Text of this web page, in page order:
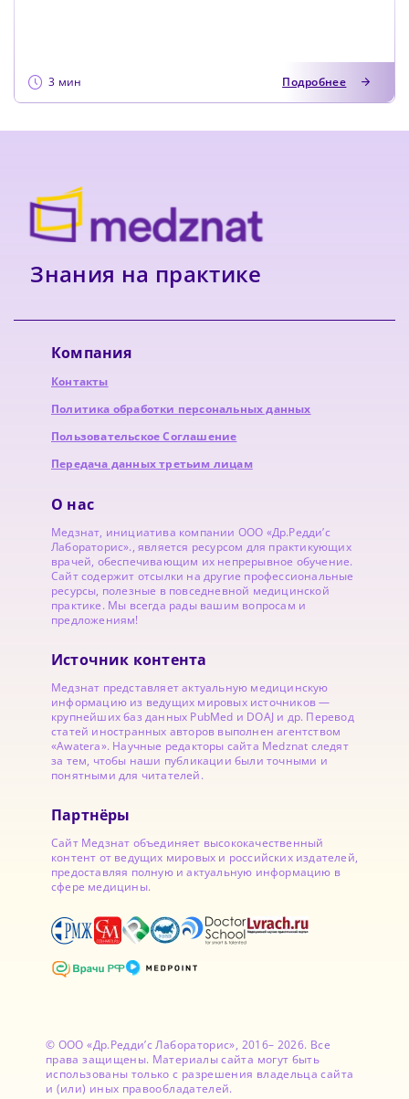
3 мин Подробнее
Знания на практике
Компания
Контакты
Политика обработки персональных данных
Пользовательское Соглашение
Передача данных третьим лицам
О нас
Медзнат, инициатива компании ООО «Др.Редди’с
Лабораторис»., является ресурсом для практикующих
врачей, обеспечивающим их непрерывное обучение.
Сайт содержит отсылки на другие профессиональные
ресурсы, полезные в повседневной медицинской
практике. Мы всегда рады вашим вопросам и
предложениям!
Источник контента
Медзнат представляет актуальную медицинскую
информацию из ведущих мировых источников —
крупнейших баз данных PubMed и DOAJ и др. Перевод
статей иностранных авторов выполнен агентством
«Awatera». Научные редакторы сайта Medznat следят
за тем, чтобы наши публикации были точными и
понятными для читателей.
Партнёры
Сайт Медзнат объединяет высококачественный
контент от ведущих мировых и российских издателей,
предоставляя полную и актуальную информацию в
сфере медицины.
© ООО «Др.Редди’с Лабораторис», 2016– 2026. Все
права защищены. Материалы сайта могут быть
использованы только с разрешения владельца сайта
и (или) иных правообладателей.